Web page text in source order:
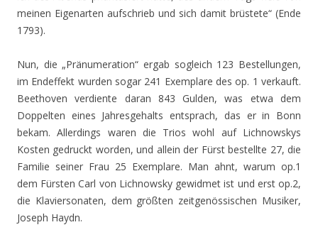
meinen Eigenarten aufschrieb und sich damit brüstete“ (Ende
1793).
Nun, die „Pränumeration“ ergab sogleich 123 Bestellungen,
im Endeffekt wurden sogar 241 Exemplare des op. 1 verkauft.
Beethoven verdiente daran 843 Gulden, was etwa dem
Doppelten eines Jahresgehalts entsprach, das er in Bonn
bekam. Allerdings waren die Trios wohl auf Lichnowskys
Kosten gedruckt worden, und allein der Fürst bestellte 27, die
Familie seiner Frau 25 Exemplare. Man ahnt, warum op.1
dem Fürsten Carl von Lichnowsky gewidmet ist und erst op.2,
die Klaviersonaten, dem größten zeitgenössischen Musiker,
Joseph Haydn.